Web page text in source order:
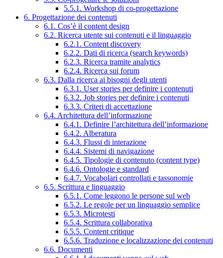
5.5.1. Workshop di co-progettazione
6. Progettazione dei contenuti
6.1. Cos’è il content design
6.2. Ricerca utente sui contenuti e il linguaggio
6.2.1. Content discovery
6.2.2. Dati di ricerca (search keywords)
6.2.3. Ricerca tramite analytics
6.2.4. Ricerca sui forum
6.3. Dalla ricerca ai bisogni degli utenti
6.3.1. User stories per definire i contenuti
6.3.2. Job stories per definire i contenuti
6.3.3. Criteri di accettazione
6.4. Architettura dell’informazione
6.4.1. Definire l’architettura dell’informazione
6.4.2. Alberatura
6.4.3. Flussi di interazione
6.4.4. Sistemi di navigazione
6.4.5. Tipologie di contenuto (content type)
6.4.6. Ontologie e standard
6.4.7. Vocabolari controllati e tassonomie
6.5. Scrittura e linguaggio
6.5.1. Come leggono le persone sul web
6.5.2. Le regole per un linguaggio semplice
6.5.3. Microtesti
6.5.4. Scrittura collaborativa
6.5.5. Content critique
6.5.6. Traduzione e localizzazione dei contenuti
6.6. Documenti